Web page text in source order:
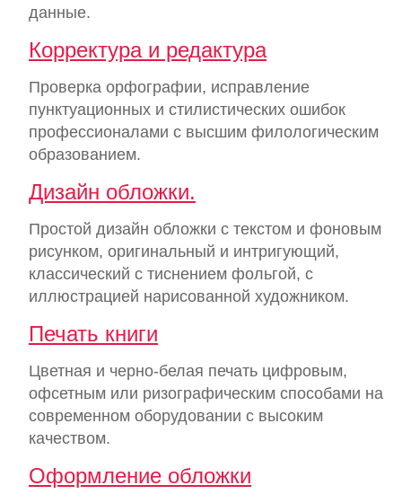
данные.
Корректура и редактура
Проверка орфографии, исправление
пунктуационных и стилистических ошибок
профессионалами с высшим филологическим
образованием.
Дизайн обложки.
Простой дизайн обложки с текстом и фоновым
рисунком, оригинальный и интригующий,
классический с тиснением фольгой, с
иллюстрацией нарисованной художником.
Печать книги
Цветная и черно-белая печать цифровым,
офсетным или ризографическим способами на
современном оборудовании с высоким
качеством.
Оформление обложки